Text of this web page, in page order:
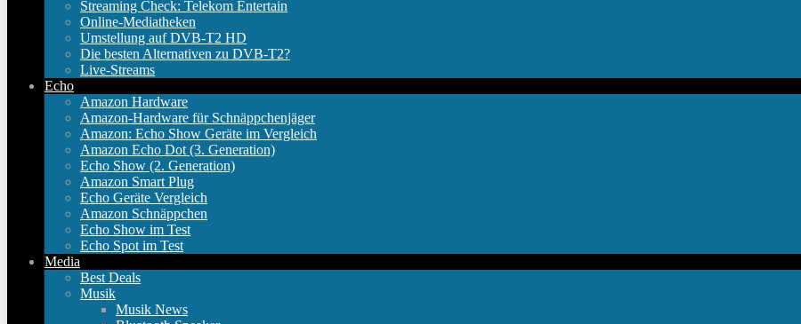
Streaming Check: Telekom Entertain
Online-Mediatheken
Umstellung auf DVB-T2 HD
Die besten Alternativen zu DVB-T2?
Live-Streams
Echo
Amazon Hardware
Amazon-Hardware für Schnäppchenjäger
Amazon: Echo Show Geräte im Vergleich
Amazon Echo Dot (3. Generation)
Echo Show (2. Generation)
Amazon Smart Plug
Echo Geräte Vergleich
Amazon Schnäppchen
Echo Show im Test
Echo Spot im Test
Media
Best Deals
Musik
Musik News